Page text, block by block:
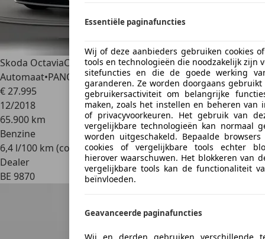
Essentiële paginafuncties
Wij of deze aanbieders gebruiken cookies
tools en technologieën die noodzakelijk zijn
sitefuncties en die de goede werking
garanderen. Ze worden doorgaans
gebruikersactiviteit om belangrijke
maken, zoals het instellen en beheren van
of privacyvoorkeuren. Het gebruik van
vergelijkbare technologieën kan normaal
worden uitgeschakeld. Bepaalde
cookies of vergelijkbare tools echter
hierover waarschuwen. Het blokkeren van
vergelijkbare tools kan de functionaliteit
beïnvloeden.
Geavanceerde paginafuncties
Skoda OctaviaCombi RS 2.0TSI 245pk DSG-
Automaat•PANO•DCC•DiscoverPRO
€ 27.995
12/2018
65.900 km
Benzine
6,4 l/100 km (comb.)
Dealer
BE 9870